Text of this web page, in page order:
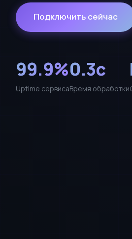
Подключить сейчас
99.9%
Uptime сервиса
0.3с
Время обработки